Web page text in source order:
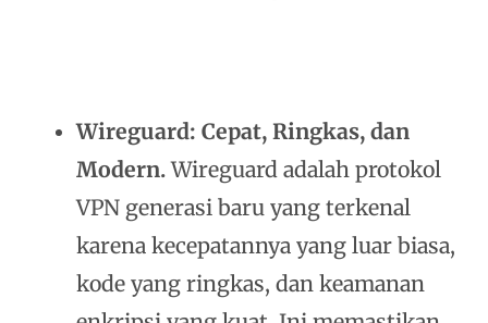
Wireguard: Cepat, Ringkas, dan
Modern.Wireguard adalah protokol
VPN generasi baru yang terkenal
karena kecepatannya yang luar biasa,
kode yang ringkas, dan keamanan